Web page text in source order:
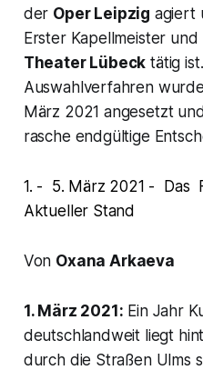
der Oper Leipzig agiert
Erster Kapellmeister und
Theater Lübeck tätig
Auswahlverfahren
März 2021 angesetzt
rasche endgültige
1. - 5. März 2021 - Das
Aktueller Stand
Von Oxana Arkaeva
1. März 2021: Ein Jahr
deutschlandweit liegt
durch die Straßen Ulms